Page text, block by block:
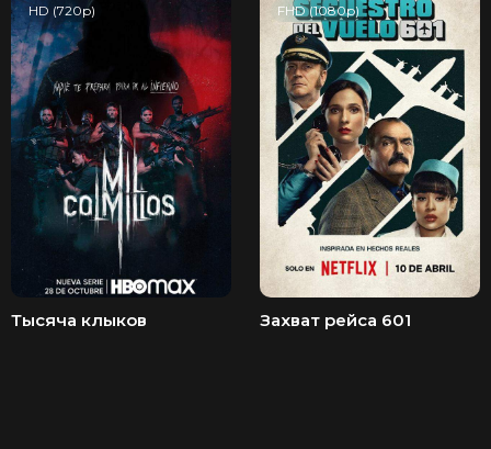
HD (720p)
Тысяча клыков
FHD (1080p)
Захват рейса 601